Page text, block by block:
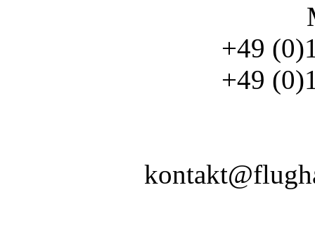
+49
+49